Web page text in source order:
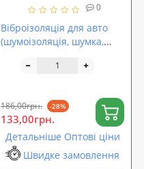
0
Віброізоляція для авто
(шумоізоляція, шумка,
шумовіброізоляція
186,00грн. -28%
133,00грн.
Детальніше Оптові ціни
Швидке замовлення